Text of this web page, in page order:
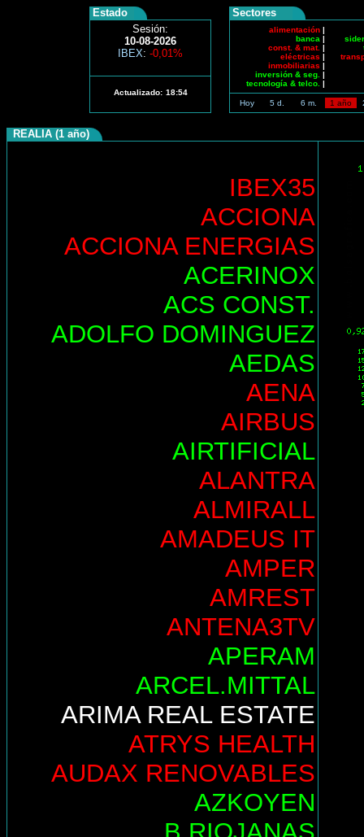
Estado
Sesión:
10-08-2026
IBEX: -0,01%
Actualizado: 18:54
Sectores
alimentación |
banca |
const. & mat. |
eléctricas |
inmobiliarias |
inversión & seg. |
tecnología & telco. |
Hoy 5 d. 6 m. 1 año
REALIA (1 año)
IBEX35
ACCIONA
ACCIONA ENERGIAS
ACERINOX
ACS CONST.
ADOLFO DOMINGUEZ
AEDAS
AENA
AIRBUS
AIRTIFICIAL
ALANTRA
ALMIRALL
AMADEUS IT
AMPER
AMREST
ANTENA3TV
APERAM
ARCEL.MITTAL
ARIMA REAL ESTATE
ATRYS HEALTH
AUDAX RENOVABLES
AZKOYEN